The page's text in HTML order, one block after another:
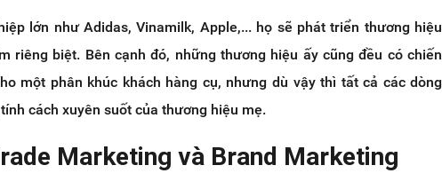
lớn như Adidas, Vinamilk, Apple,... họ sẽ phát triển thương hiệu
riêng biệt. Bên cạnh đó, những thương hiệu ấy cũng đều có chiến
một phân khúc khách hàng cụ, nhưng dù vậy thì tất cả các dòng
cách xuyên suốt của thương hiệu mẹ.
Marketing và Brand Marketing